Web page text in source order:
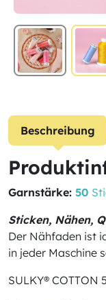
Beschreibung
Garnstärke: 50
Sticken, Nähen,
Der Nähfaden ist
in jeder Maschine
SULKY®